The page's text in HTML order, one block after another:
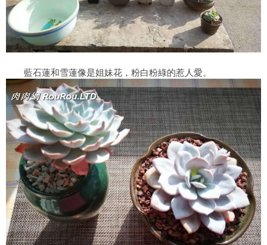
藍石蓮和雪蓮像是姐妹花，粉白粉綠的惹人愛。